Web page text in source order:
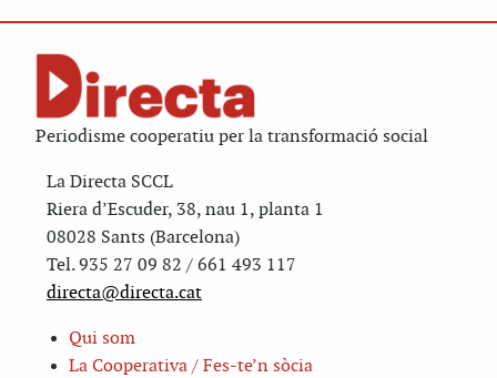
Periodisme cooperatiu per la transformació social
La Directa SCCL
Riera d’Escuder, 38, nau 1, planta 1
08028 Sants (Barcelona)
Tel. 935 27 09 82 / 661 493 117
directa@directa.cat
Qui som
La Cooperativa / Fes-te’n sòcia